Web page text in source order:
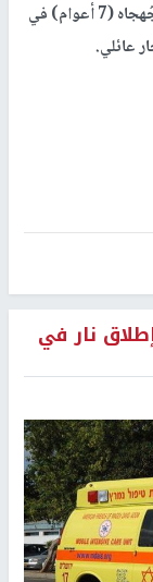
وتأتي هذه الجريمة بعد يوم من مقتل الطفلة ليلى جُهجاه (7 أعوام) في
عائلي.
إطلاق نار في